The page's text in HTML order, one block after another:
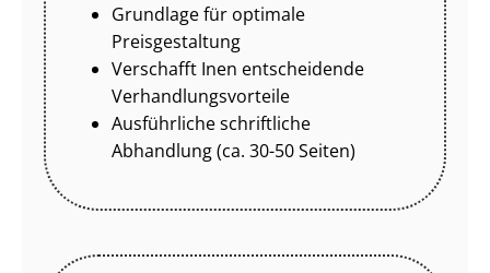
Grundlage für optimale
Preisgestaltung
Verschafft Inen entscheidende
Ver­hand­lungs­vor­tei­le
Ausführliche schriftliche
Abhandlung (ca. 30-50 Seiten)